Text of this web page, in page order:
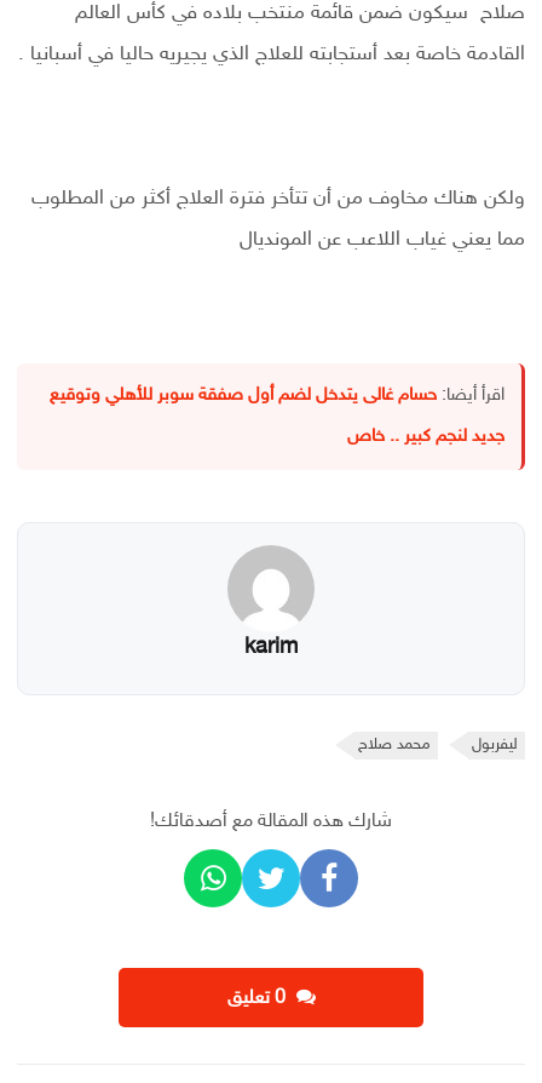
صلاح سيكون ضمن قائمة منتخب بلاده في كأس العالم
القادمة خاصة بعد أستجابته للعلاج الذي يجيريه حاليا في أسبانيا .
ولكن هناك مخاوف من أن تتأخر فترة العلاج أكثر من المطلوب
مما يعني غياب اللاعب عن المونديال
اقرأ أيضا: حسام غالى يتدخل لضم أول صفقة سوبر للأهلي وتوقيع
جديد لنجم كبير .. خاص
karim
ليفربول محمد صلاح
شارك هذه المقالة مع أصدقائك!
‫0 تعليق